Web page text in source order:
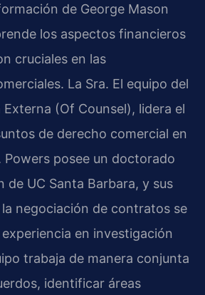
de George Mason
los aspectos financieros
cruciales en las
La Sra. El equipo del
(Of Counsel), lidera el
de derecho comercial en
Powers posee un doctorado
de UC Santa Barbara, y sus
negociación de contratos se
en investigación
trabaja de manera conjunta
identificar áreas